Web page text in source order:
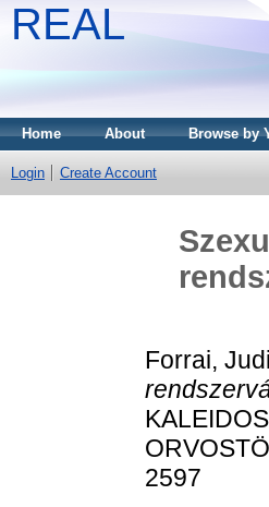
REAL
Home About Browse by
Login Create Account
Forrai,
2597